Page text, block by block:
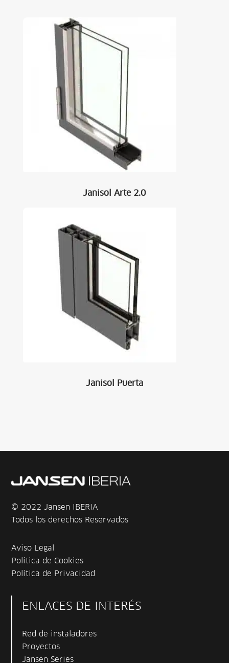
Janisol Arte 2.0
Janisol Puerta
© 2022 Jansen IBERIA
Todos los derechos Reservados
Aviso Legal
Política de Cookies
Política de Privacidad
ENLACES DE INTERÉS
Red de instaladores
Proyectos
Jansen Series